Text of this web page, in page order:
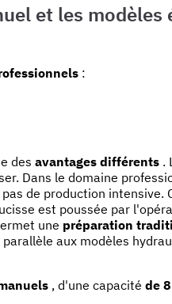
et les modèles
:
des avantages différents.
Dans le domaine
de production intensive.
est poussée par
une préparation
aux modèles
, d'une capacité de